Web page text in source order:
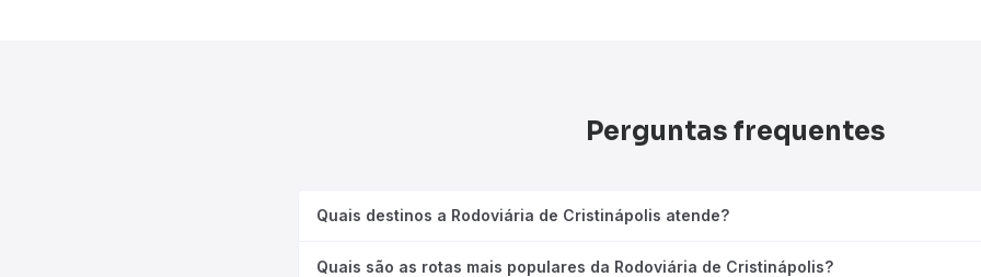
Perguntas frequentes
Quais destinos a Rodoviária de Cristinápolis atende?
Quais são as rotas mais populares da Rodoviária de Cristinápolis?